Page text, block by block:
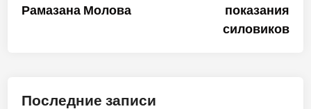
Рамазана Молова
показания
силовиков
Последние записи